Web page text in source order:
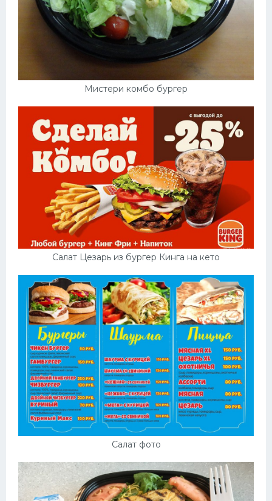
Мистери комбо бургер
Салат Цезарь из бургер Кинга на кето
Салат фото